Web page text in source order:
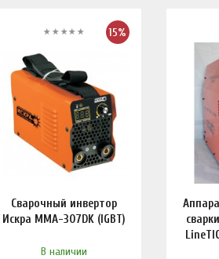
15%
Сварочный инвертор
Искра MMA-307DK (IGBT)
В наличии